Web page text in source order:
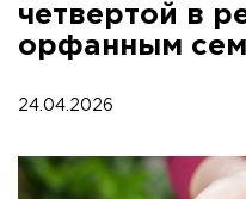
четвертой в
орфанным
24.04.2026